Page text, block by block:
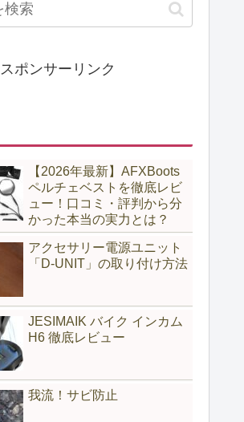
スポンサーリンク
【2026年最新】AFXBoots
ペルチェベストを徹底レビ
ュー！口コミ・評判から分
かった本当の実力とは？
アクセサリー電源ユニット
「D-UNIT」の取り付け方法
JESIMAIK バイク インカム
H6 徹底レビュー
我流！サビ防止